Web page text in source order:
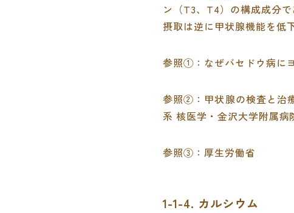
ン（T3、T4）の構成成分
摂取は逆に甲状腺機能を低
参照①： なぜバセドウ病に
参照②： 甲状腺の検査と治
系 核医学・金沢大学附属病
参照③： 厚生労働省
1-1-4. カルシウム